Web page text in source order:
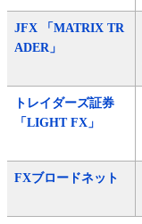
JFX 「MATRIX TR
ADER」
トレイダーズ証券
「LIGHT FX」
FXブロードネット